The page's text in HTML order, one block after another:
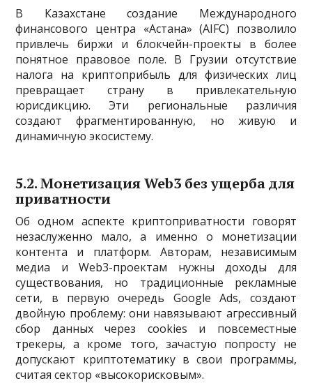
В Казахстане создание Международного
финансового центра «Астана» (AIFC) позволило
привлечь биржи и блокчейн-проекты в более
понятное правовое поле. В Грузии отсутствие
налога на криптоприбыль для физических лиц
превращает страну в привлекательную
юрисдикцию. Эти региональные различия
создают фрагментированную, но живую и
динамичную экосистему.
5.2. Монетизация Web3 без ущерба для
приватности
Об одном аспекте криптоприватности говорят
незаслуженно мало, а именно о монетизации
контента и платформ. Авторам, независимым
медиа и Web3-проектам нужны доходы для
существования, но традиционные рекламные
сети, в первую очередь Google Ads, создают
двойную проблему: они навязывают агрессивный
сбор данных через cookies и повсеместные
трекеры, а кроме того, зачастую попросту не
допускают криптотематику в свои программы,
считая сектор «высокорисковым».